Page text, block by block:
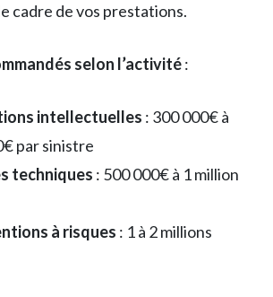
cadre de vos prestations.
selon l’activité:
intellectuelles : 300 000€ à
par sinistre
techniques : 500 000€ à 1 million
à risques : 1 à 2 millions